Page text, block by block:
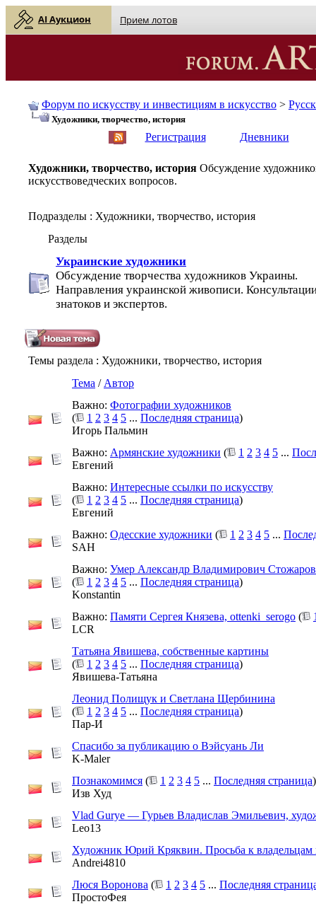
AI Аукцион Прием лотов
Форум по искусству и инвестициям в искусство >
Художники, творчество, история
Регистрация Дневники
Художники, творчество, история Обсуждение
искусствоведческих вопросов.
Подразделы : Художники, творчество, история
Разделы
Украинские художники
Обсуждение творчества художников Украины.
Направления украинской живописи.
знатоков и экспертов.
Темы раздела : Художники, творчество, история
Тема / Автор
Важно: Фотографии художников
(
1 2 3 4 5 ... Последняя страница)
Игорь Пальмин
Важно: Армянские художники ( 1 2 3 4 5 ...
Евгений
Важно: Интересные ссылки по искусству
(
1 2 3 4 5 ... Последняя страница)
Евгений
Важно: Одесские художники ( 1 2 3 4 5 ...
SAH
Важно: Умер Александр Владимирович Стожаров
(
1 2 3 4 5 ... Последняя страница)
Konstantin
Важно: Памяти Сергея Князева, ottenki_serogo (
LCR
Татьяна Явишева, собственные картины
(
1 2 3 4 5 ... Последняя страница)
Явишева-Татьяна
Леонид Полищук и Светлана Щербинина
(
1 2 3 4 5 ... Последняя страница)
Пар-И
Спасибо за публикацию о Вэйсуань Ли
K-Maler
Познакомимся ( 1 2 3 4 5 ... Последняя страница)
Изв Худ
Vlad Gurye — Гурьев Владислав Эмильевич,
Leo13
Художник Юрий Кряквин. Просьба к владельцам
Andrei4810
Люся Воронова ( 1 2 3 4 5 ... Последняя
ПростоФея